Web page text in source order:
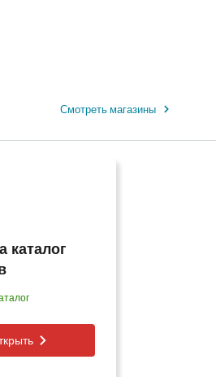
Смотреть магазины
каталог